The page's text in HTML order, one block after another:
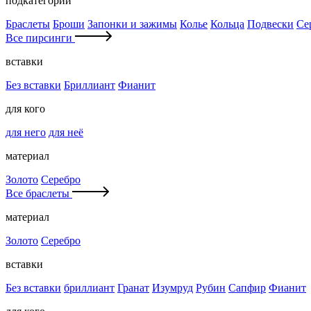
Браслеты Броши Запонки и зажимы Колье Кольца Подвески
Все пирсинги
вставки
Без вставки Бриллиант Фианит
для кого
для него для неё
материал
Золото Серебро
Все браслеты
материал
Золото Серебро
вставки
Без вставки бриллиант Гранат Изумруд Рубин Сапфир Фианит